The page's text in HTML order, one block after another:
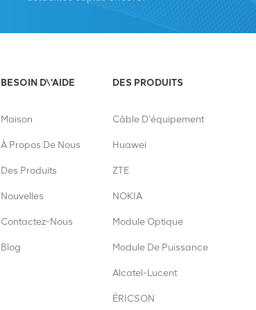
BESOIN D\'AIDE
Maison
À Propos De Nous
Des Produits
Nouvelles
Contactez-Nous
Blog
DES PRODUITS
Câble D'équipement
Huawei
ZTE
NOKIA
Module Optique
Module De Puissance
Alcatel-Lucent
ÉRICSON